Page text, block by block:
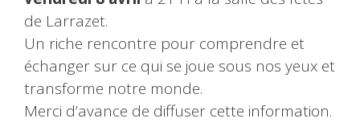
de Larrazet.
Un riche rencontre pour comprendre et
échanger sur ce qui se joue sous nos yeux et
transforme notre monde.
Merci d’avance de diffuser cette information.